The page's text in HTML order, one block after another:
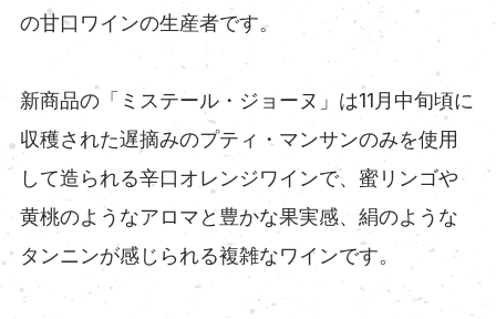
の甘口ワインの生産者です。
新商品の「ミステール・ジョーヌ」は11月中旬頃に
収穫された遅摘みのプティ・マンサンのみを使用
して造られる辛口オレンジワインで、蜜リンゴや
黄桃のようなアロマと豊かな果実感、絹のような
タンニンが感じられる複雑なワインです。